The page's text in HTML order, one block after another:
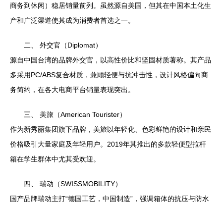
商务到休闲）稳居销量前列。虽然源自美国，但其在中国本土化生
产和广泛渠道使其成为消费者首选之一。
二、 外交官（Diplomat）
源自中国台湾的品牌外交官，以高性价比和坚固材质著称。其产品
多采用PC/ABS复合材质，兼顾轻便与抗冲击性，设计风格偏向商
务简约，在各大电商平台销量表现突出。
三、 美旅（American Tourister）
作为新秀丽集团旗下品牌，美旅以年轻化、色彩鲜艳的设计和亲民
价格吸引大量家庭及年轻用户。2019年其推出的多款轻便型拉杆
箱在学生群体中尤其受欢迎。
四、 瑞动（SWISSMOBILITY）
国产品牌瑞动主打“德国工艺，中国制造”，强调箱体的抗压与防水